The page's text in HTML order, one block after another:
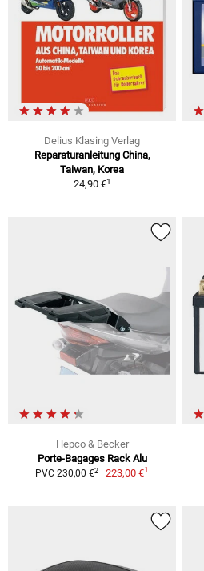
Delius Klasing Verlag
Reparaturanleitung China,
Taiwan, Korea
24,90 €1
Hepco & Becker
Porte-Bagages Rack Alu
PVC 230,00 €2 223,00 €1